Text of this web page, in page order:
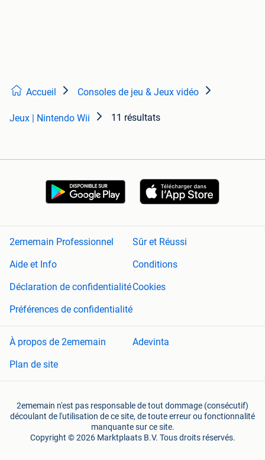
Accueil Consoles de jeu & Jeux vidéo
Jeux | Nintendo Wii 11 résultats
2ememain Professionnel
Sûr et Réussi
Aide et Info
Conditions
Déclaration de confidentialitéCookies
Préférences de confidentialité
À propos de 2ememain
Adevinta
Plan de site
2ememain n'est pas responsable de tout dommage (consécutif)
découlant de l'utilisation de ce site, de toute erreur ou fonctionnalité
manquante sur ce site.
Copyright © 2026 Marktplaats B.V. Tous droits réservés.